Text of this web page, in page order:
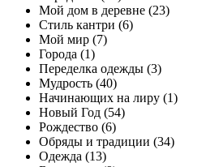
Мой дом в деревне (23)
Стиль кантри (6)
Мой мир (7)
Города (1)
Переделка одежды (3)
Мудрость (40)
Начинающих на лиру (1)
Новый Год (54)
Рождество (6)
Обряды и традиции (34)
Одежда (13)